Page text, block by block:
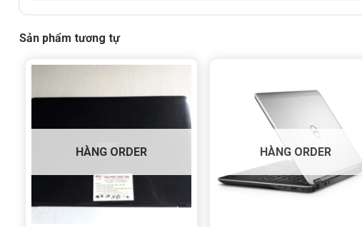
Sản phẩm tương tự
HÀNG ORDER HÀNG ORDER